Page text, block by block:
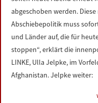
abgeschoben werden.
Abschiebepolitik muss
und Länder auf, die für
stoppen“, erklärt die
LINKE, Ulla Jelpke, im
Afghanistan. Jelpke weiter: